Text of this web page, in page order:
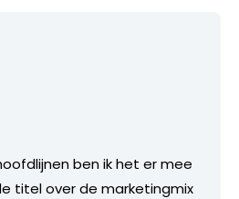
ben ik het er mee
titel over de marketingmix